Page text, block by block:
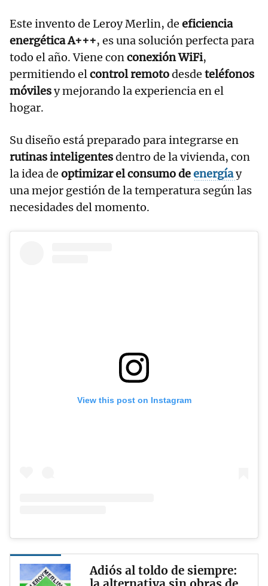
Este invento de Leroy Merlin, de eficiencia
energética A+++, es una solución perfecta para
todo el año. Viene conconexión WiFi,
permitiendo elcontrol remotodesde teléfonos
móvilesy mejorando la experiencia en el
hogar.
Su diseño está preparado para integrarse en
rutinas inteligentesdentro de la vivienda, con
la idea de optimizar el consumo deenergíay
una mejor gestión de la temperatura según las
necesidades del momento.
View this post on Instagram
Adiós al toldo de siempre: